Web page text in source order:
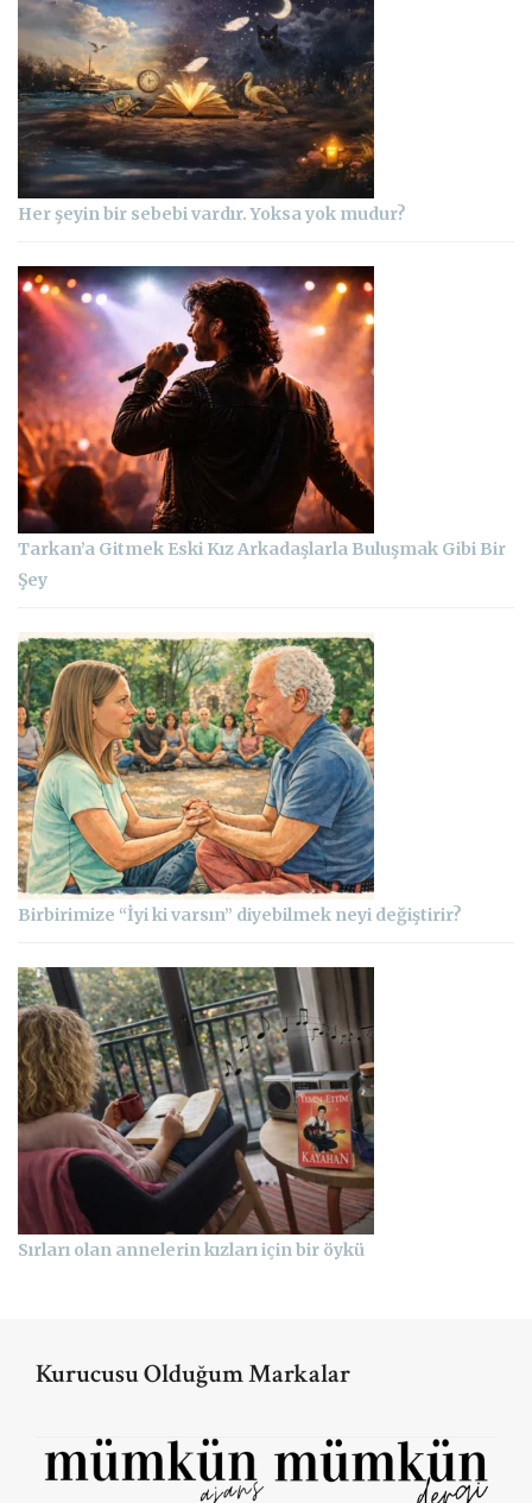
Her şeyin bir sebebi vardır. Yoksa yok mudur?
Tarkan’a Gitmek Eski Kız Arkadaşlarla Buluşmak Gibi Bir
Şey
Birbirimize “İyi ki varsın” diyebilmek neyi değiştirir?
Sırları olan annelerin kızları için bir öykü
Kurucusu Olduğum Markalar